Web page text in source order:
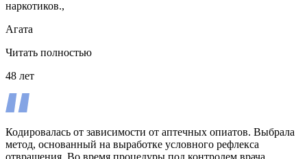
наркотиков.,
Агата
Читать полностью
48 лет
Кодировалась от зависимости от аптечных опиатов. Выбрала
метод, основанный на выработке условного рефлекса
отвращения. Во время процедуры под контролем врача